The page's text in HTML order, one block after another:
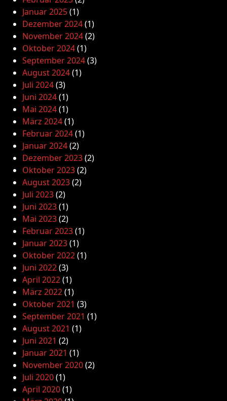
Januar 2025(1)
Dezember 2024(1)
November 2024(2)
Oktober 2024(1)
September 2024(3)
August 2024(1)
Juli 2024(3)
Juni 2024(1)
Mai 2024(1)
März 2024(1)
Februar 2024(1)
Januar 2024(2)
Dezember 2023(2)
Oktober 2023(2)
August 2023(2)
Juli 2023(2)
Juni 2023(1)
Mai 2023(2)
Februar 2023(1)
Januar 2023(1)
Oktober 2022(1)
Juni 2022(3)
April 2022(1)
März 2022(1)
Oktober 2021 (3)
September 2021 (1)
August 2021 (1)
Juni 2021 (2)
Januar 2021 (1)
November 2020(2)
Juli 2020(1)
April 2020(1)